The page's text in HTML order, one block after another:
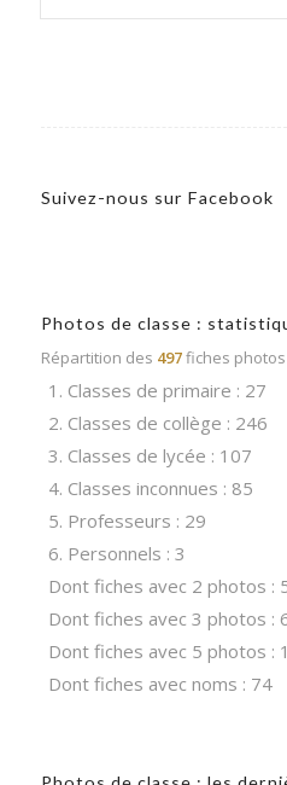
Suivez-nous sur Facebook
Photos de classe :
Répartition des 497fiches
1. Classes de primaire : 27
2. Classes de collège : 246
3. Classes de lycée : 107
4. Classes inconnues : 85
5. Professeurs : 29
6. Personnels : 3
Dont fiches avec 2 photos :
Dont fiches avec 3 photos :
Dont fiches avec 5 photos : 1
Dont fiches avec noms : 74